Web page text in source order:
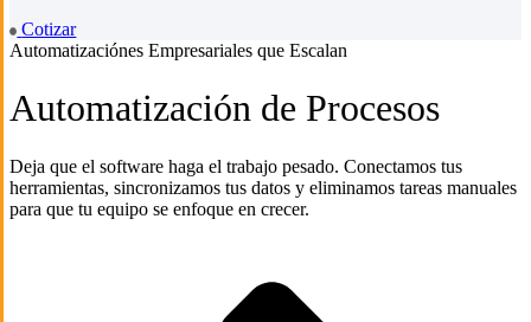
Cotizar
Automatizaciónes Empresariales que Escalan
Automatización de Procesos
Deja que el software haga el trabajo pesado. Conectamos tus
herramientas, sincronizamos tus datos y eliminamos tareas manuales
para que tu equipo se enfoque en crecer.